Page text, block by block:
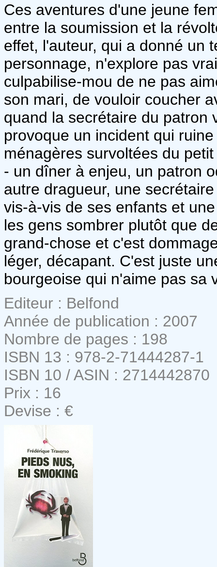
Ces aventures d'une jeune
entre la soumission et la
effet, l'auteur, qui a donné un
personnage, n'explore pas
culpabilise-mou de ne pas
son mari, de vouloir coucher
quand la secrétaire du patron
provoque un incident qui
ménagères survoltées du
- un dîner à enjeu, un patron
autre dragueur, une
vis-à-vis de ses enfants et
les gens sombrer plutôt que
grand-chose et c'est
léger, décapant. C'est juste
bourgeoise qui n'aime pas sa
Editeur : Belfond
Année de publication : 2007
Nombre de pages : 198
ISBN 13 : 978-2-71444287-1
ISBN 10 / ASIN : 2714442870
Prix : 16
Devise : €